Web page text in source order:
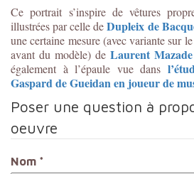
Ce portrait s’inspire de vêtures
illustrées par celle deDupleix de
une certaine mesure (avec variante sur
avant du modèle) de Laurent Mazade
également à l’épaule vue dans
Gaspard de Gueidan en joueur de
Poser une question à
oeuvre
Nom *